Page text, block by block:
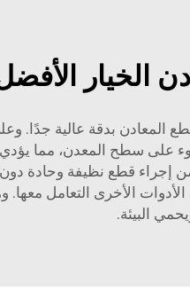
الخيار
المعادن بدقة عالية جدًا.
على سطح المعدن، مما
إجراء قطع نظيفة وحادة دون
الأخرى التعامل معها.
البيئة.